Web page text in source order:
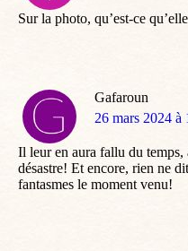
Sur la photo, qu’est-ce
Gafaroun
dit
26 mars 2024 à
Il leur en aura fallu du
désastre! Et encore, rien ne
fantasmes le moment venu!